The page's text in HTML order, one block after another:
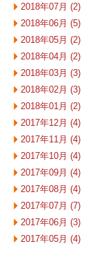
2018年07月 (2)
2018年06月 (5)
2018年05月 (2)
2018年04月 (2)
2018年03月 (3)
2018年02月 (3)
2018年01月 (2)
2017年12月 (4)
2017年11月 (4)
2017年10月 (4)
2017年09月 (4)
2017年08月 (4)
2017年07月 (7)
2017年06月 (3)
2017年05月 (4)